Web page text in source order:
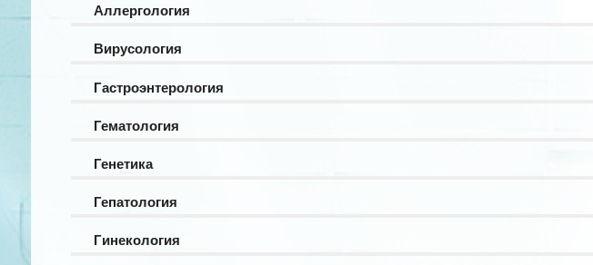
Аллергология
Вирусология
Гастроэнтерология
Гематология
Генетика
Гепатология
Гинекология